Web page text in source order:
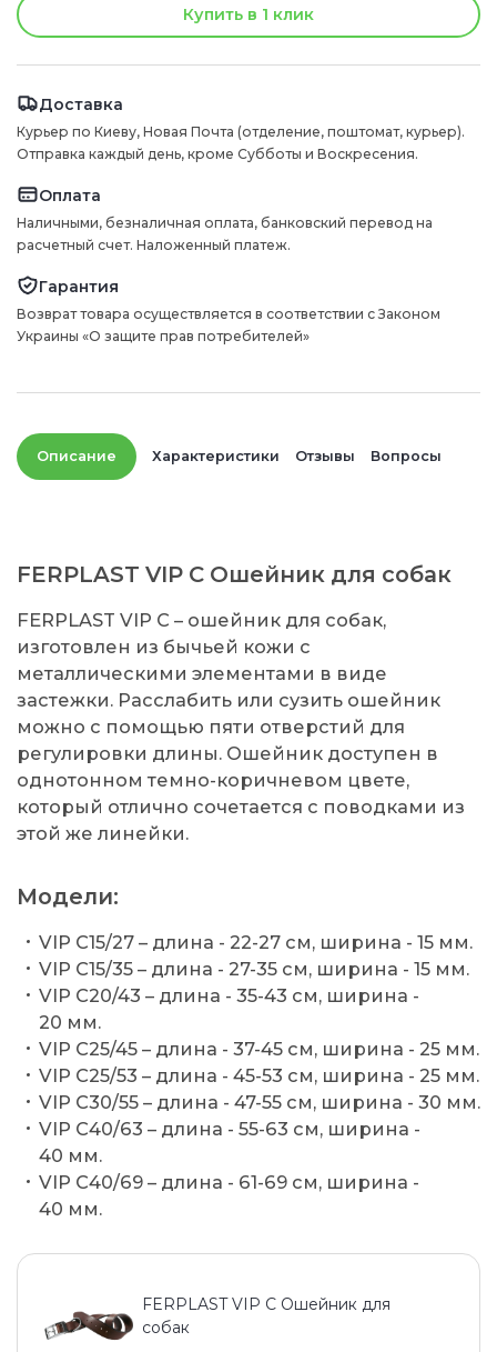
Купить в 1 клик
Доставка
Курьер по Киеву, Новая Почта (отделение, поштомат, курьер).
Отправка каждый день, кроме Субботы и Воскресения.
Оплата
Наличными, безналичная оплата, банковский перевод на
расчетный счет. Наложенный платеж.
Гарантия
Возврат товара осуществляется в соответствии с Законом
Украины «О защите прав потребителей»
Описание Характеристики Отзывы Вопросы
FERPLAST VIP C Ошейник для собак
FERPLAST VIP С – ошейник для собак,
изготовлен из бычьей кожи с
металлическими элементами в виде
застежки. Расслабить или сузить ошейник
можно с помощью пяти отверстий для
регулировки длины. Ошейник доступен в
однотонном темно-коричневом цвете,
который отлично сочетается с поводками из
этой же линейки.
Модели:
VIP C15/27 – длина - 22-27 см, ширина - 15 мм.
VIP C15/35 – длина - 27-35 см, ширина - 15 мм.
VIP C20/43 – длина - 35-43 см, ширина -
20 мм.
VIP C25/45 – длина - 37-45 см, ширина - 25 мм.
VIP C25/53 – длина - 45-53 см, ширина - 25 мм.
VIP C30/55 – длина - 47-55 см, ширина - 30 мм.
VIP C40/63 – длина - 55-63 см, ширина -
40 мм.
VIP C40/69 – длина - 61-69 см, ширина -
40 мм.
FERPLAST VIP С Ошейник для
собак